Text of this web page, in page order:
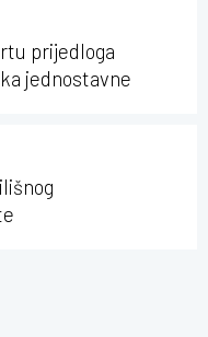
prijedloga
jednostavne